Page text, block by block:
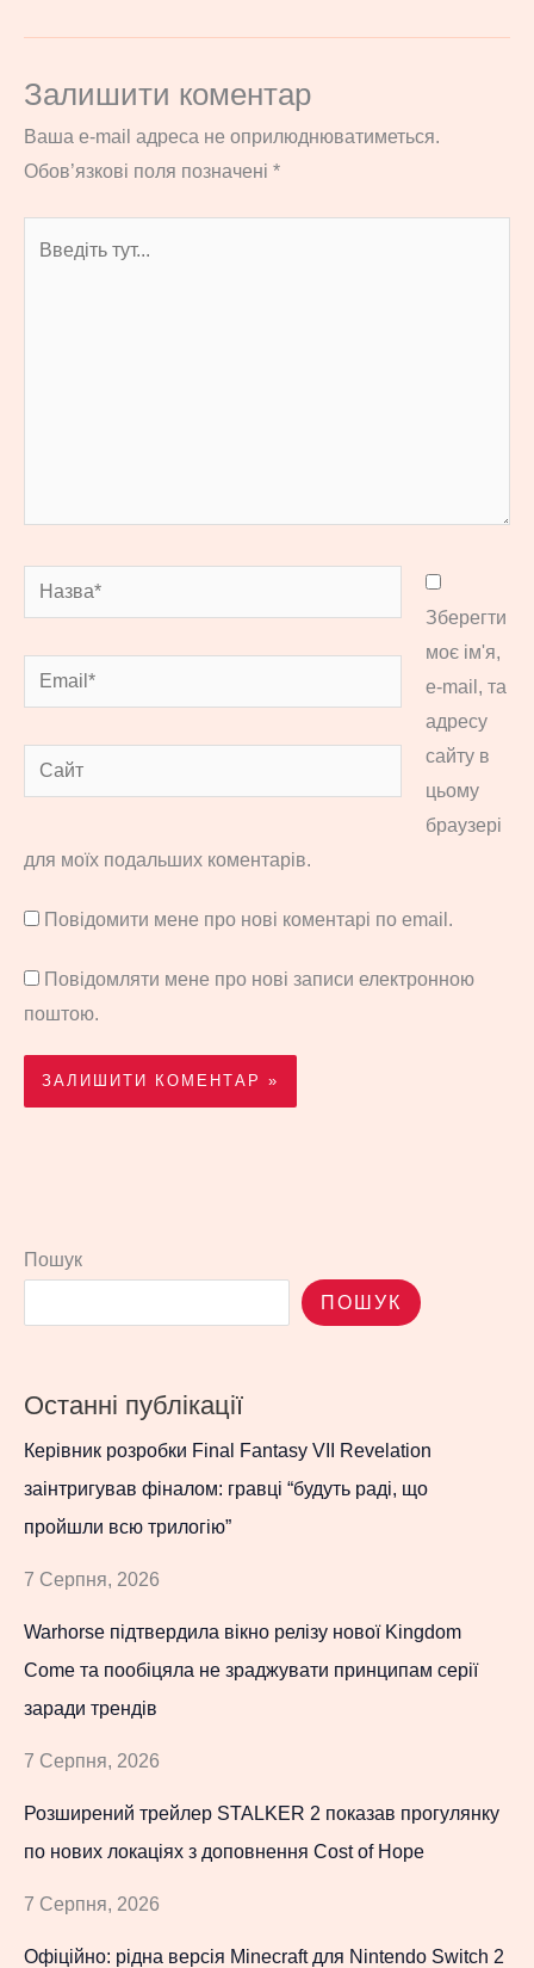
Залишити коментар
Ваша e-mail адреса не оприлюднюватиметься.
Обов’язкові поля позначені *
Назва*
Email*
Сайт
Зберегти
моє ім'я,
e-mail, та
адресу
сайту в
цьому
браузері
для моїх подальших коментарів.
Повідомити мене про нові коментарі по email.
Повідомляти мене про нові записи електронною
поштою.
Пошук
ПОШУК
Останні публікації
Керівник розробки Final Fantasy VII Revelation
заінтригував фіналом: гравці “будуть раді, що
пройшли всю трилогію”
7 Серпня, 2026
Warhorse підтвердила вікно релізу нової Kingdom
Come та пообіцяла не зраджувати принципам серії
заради трендів
7 Серпня, 2026
Розширений трейлер STALKER 2 показав прогулянку
по нових локаціях з доповнення Cost of Hope
7 Серпня, 2026
Офіційно: рідна версія Minecraft для Nintendo Switch 2